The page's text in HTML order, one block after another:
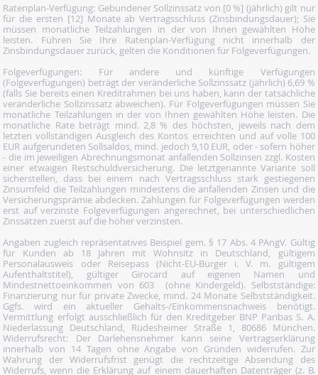
Ratenplan-Verfügung: Gebundener Sollzinssatz von [0 %] (jährlich) gilt nur
für die ersten [12] Monate ab Vertragsschluss (Zinsbindungsdauer); Sie
müssen monatliche Teilzahlungen in der von Ihnen gewählten Höhe
leisten. Führen Sie Ihre Ratenplan-Verfügung nicht innerhalb der
Zinsbindungsdauer zurück, gelten die Konditionen für Folgeverfügungen.
Folgeverfügungen: Für andere und künftige Verfügungen
(Folgeverfügungen) beträgt der veränderliche Sollzinssatz (jährlich) 6,69 %
(falls Sie bereits einen Kreditrahmen bei uns haben, kann der tatsächliche
veränderliche Sollzinssatz abweichen). Für Folgeverfügungen müssen Sie
monatliche Teilzahlungen in der von Ihnen gewählten Höhe leisten. Die
monatliche Rate beträgt mind. 2,8 % des höchsten, jeweils nach dem
letzten vollständigen Ausgleich des Kontos erreichten und auf volle 100
EUR aufgerundeten Sollsaldos, mind. jedoch 9,10 EUR, oder - sofern höher
- die im jeweiligen Abrechnungsmonat anfallenden Sollzinsen zzgl. Kosten
einer etwaigen Restschuldversicherung. Die letztgenannte Variante soll
sicherstellen, dass bei einem nach Vertragsschluss stark gestiegenen
Zinsumfeld die Teilzahlungen mindestens die anfallenden Zinsen und die
Versicherungsprämie abdecken. Zahlungen für Folgeverfügungen werden
erst auf verzinste Folgeverfügungen angerechnet, bei unterschiedlichen
Zinssätzen zuerst auf die höher verzinsten.
Angaben zugleich repräsentatives Beispiel gem. § 17 Abs. 4 PAngV. Gültig
für Kunden ab 18 Jahren mit Wohnsitz in Deutschland, gültigem
Personalausweis oder Reisepass (Nicht-EU-Bürger i. V. m. gültigem
Aufenthaltstitel), gültiger Girocard auf eigenen Namen und
Mindestnettoeinkommen von 603  (ohne Kindergeld). Selbstständige:
Finanzierung nur für private Zwecke, mind. 24 Monate Selbstständigkeit.
Ggfs. wird ein aktueller Gehalts-/Einkommensnachweis benötigt.
Vermittlung erfolgt ausschließlich für den Kreditgeber BNP Paribas S. A.
Niederlassung Deutschland, Rüdesheimer Straße 1, 80686 München.
Widerrufsrecht: Der Darlehensnehmer kann seine Vertragserklärung
innerhalb von 14 Tagen ohne Angabe von Gründen widerrufen. Zur
Wahrung der Widerrufsfrist genügt die rechtzeitige Absendung des
Widerrufs, wenn die Erklärung auf einem dauerhaften Datenträger (z. B.